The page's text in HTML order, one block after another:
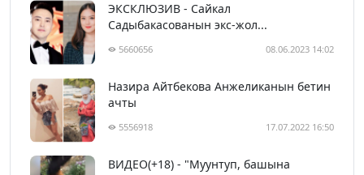
ЭКСКЛЮЗИВ - Сайкал
Садыбакасованын экс-жол...
5660656 08.06.2023 14:02
Назира Айтбекова Анжеликанын бетин
ачты
5556918 17.07.2022 16:50
ВИДЕО(+18) - "Муунтуп, башына